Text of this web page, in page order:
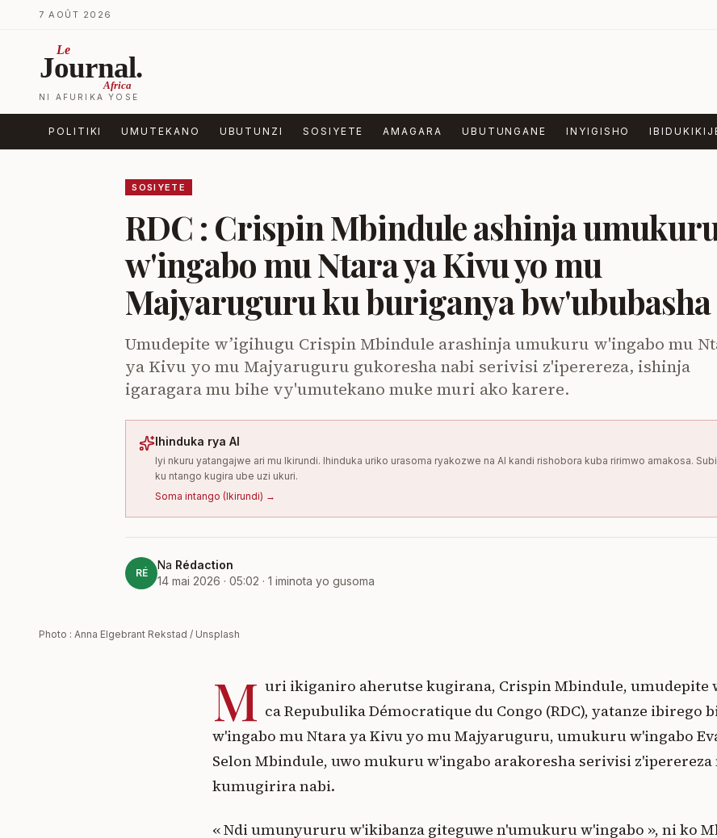
Ja ku biri muri urupapuro
7 AOÛT 2026
Le
Journal.
Africa
NI AFURIKA YOSE
POLITIKI UMUTEKANO UBUTUNZI SOSIYETE AMAGARA UBUTUNGANE INYIGISHO
SOSIYETE
RDC : Crispin Mbindule ashinja
w'ingabo mu Ntara ya Kivu yo mu
Majyaruguru ku buriganya bw'ububasha
Umudepite w’igihugu Crispin Mbindule arashinja umukuru w'ingabo mu
ya Kivu yo mu Majyaruguru gukoresha nabi serivisi z'iperereza, ishinja
igaragara mu bihe vy'umutekano muke muri ako karere.
Ihinduka rya AI
Iyi nkuru yatangajwe ari mu Ikirundi. Ihinduka uriko urasoma ryakozwe na AI kandi rishobora kuba ririmwo amakosa.
ku ntango kugira ube uzi ukuri.
Soma intango (Ikirundi) →
RÉ
Na Rédaction
14 mai 2026 · 05:02 ·1 iminota yo gusoma
Photo : Anna Elgebrant Rekstad / Unsplash
M uri ikiganiro aherutse kugirana, Crispin Mbindule, umudepite
ca Repubulika Démocratique du Congo (RDC), yatanze ibirego
w'ingabo mu Ntara ya Kivu yo mu Majyaruguru, umukuru w'ingabo
Selon Mbindule, uwo mukuru w'ingabo arakoresha serivisi
kumugirira nabi.
« Ndi umunyururu w'ikibanza giteguwe n'umukuru w'ingabo », ni ko